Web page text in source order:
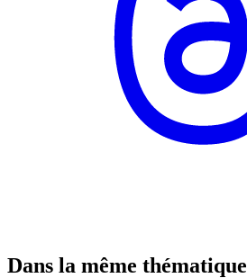
Dans la même thématique